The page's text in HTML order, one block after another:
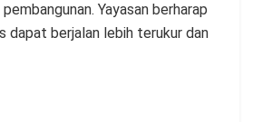
Yayasan berharap
dapat berjalan lebih terukur dan